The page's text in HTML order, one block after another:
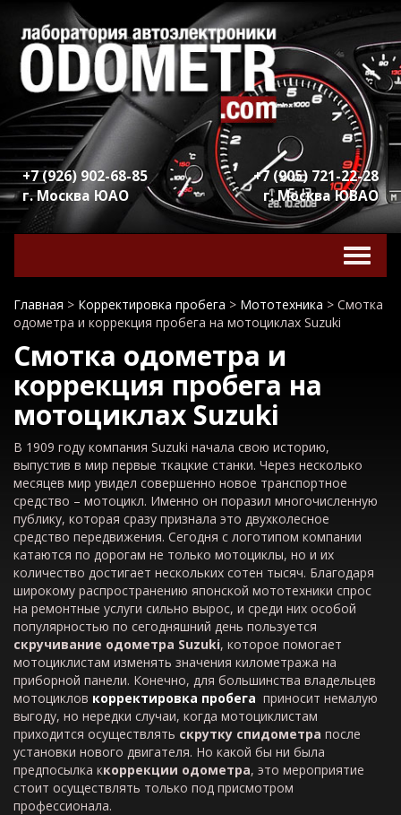
+7 (926) 902-68-85
г. Москва ЮАО
+7 (905) 721-22-28
г. Москва ЮВАО
Главная > Корректировка пробега > Мототехника > Смотка
одометра и коррекция пробега на мотоциклах Suzuki
Смотка одометра и
коррекция пробега на
мотоциклах Suzuki
В 1909 году компания Suzuki начала свою историю,
выпустив в мир первые ткацкие станки. Через несколько
месяцев мир увидел совершенно новое транспортное
средство – мотоцикл. Именно он поразил многочисленную
публику, которая сразу признала это двухколесное
средство передвижения. Сегодня с логотипом компании
катаются по дорогам не только мотоциклы, но и их
количество достигает нескольких сотен тысяч. Благодаря
широкому распространению японской мототехники спрос
на ремонтные услуги сильно вырос, и среди них особой
популярностью по сегодняшний день пользуется
скручивание одометра Suzuki, которое помогает
мотоциклистам изменять значения километража на
приборной панели. Конечно, для большинства владельцев
мотоциклов корректировка пробега приносит немалую
выгоду, но нередки случаи, когда мотоциклистам
приходится осуществлять скрутку спидометра после
установки нового двигателя. Но какой бы ни была
предпосылка ккоррекции одометра, это мероприятие
стоит осуществлять только под присмотром
профессионала.